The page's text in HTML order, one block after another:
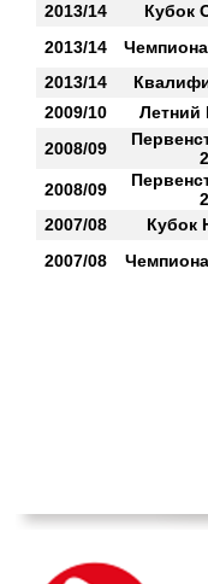
2013/14
Кубок
2013/14
2013/14
2009/10
Летний
2008/09
2008/09
2007/08
Кубок
2007/08